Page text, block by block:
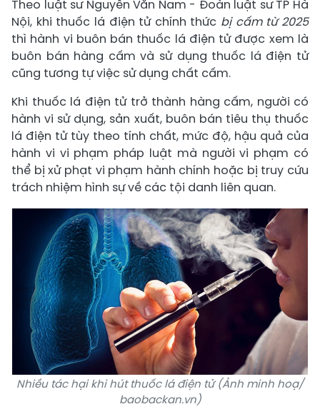
Theo luật sư Nguyễn Văn Nam - Đoàn luật sư TP Hà
Nội, khi thuốc lá điện tử chính thức bị cấm từ 2025
thì hành vi buôn bán thuốc lá điện tử được xem là
buôn bán hàng cấm và sử dụng thuốc lá điện tử
cũng tương tự việc sử dụng chất cấm.
Khi thuốc lá điện tử trở thành hàng cấm, người có
hành vi sử dụng, sản xuất, buôn bán tiêu thụ thuốc
lá điện tử tùy theo tính chất, mức độ, hậu quả của
hành vi vi phạm pháp luật mà người vi phạm có
thể bị xử phạt vi phạm hành chính hoặc bị truy cứu
trách nhiệm hình sự về các tội danh liên quan.
Nhiều tác hại khi hút thuốc lá điện tử (Ảnh minh hoạ/
baobackan.vn)